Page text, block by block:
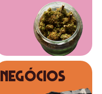
NEGÓCIOS